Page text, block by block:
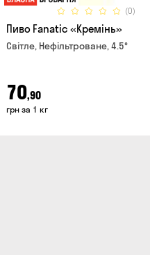
(0)
Пиво Fanatic «Кремінь»
Світле, Нефільтроване, 4.5°
70,90
грн за 1 кг